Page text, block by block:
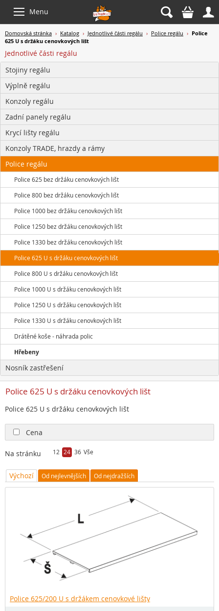
Menu   
Domovská stránka › Katalog › Jednotlivé části regálu › Police regálu › Police
625 U s držáku cenovkových lišt
Jednotlivé části regálu
Stojiny regálu
Výplně regálu
Konzoly regálu
Zadní panely regálu
Krycí lišty regálu
Konzoly TRADE, hrazdy a rámy
Police regálu
Police 625 bez držáku cenovkových lišt
Police 800 bez držáku cenovkových lišt
Police 1000 bez držáku cenovkových lišt
Police 1250 bez držáku cenovkových lišt
Police 1330 bez držáku cenovkových lišt
Police 625 U s držáku cenovkových lišt
Police 800 U s držáku cenovkových lišt
Police 1000 U s držáku cenovkových lišt
Police 1250 U s držáku cenovkových lišt
Police 1330 U s držáku cenovkových lišt
Drátěné koše - náhrada polic
Hřebeny
Nosník zastřešení
Police 625 U s držáku cenovkových lišt
Police 625 U s držáku cenovkových lišt
Cena
Na stránku 12 24 36 Vše
Výchozí Od nejlevnějších Od nejdražších
Police 625/200 U s držákem cenovkové lišty